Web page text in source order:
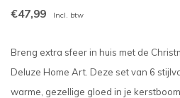
€47,99 Incl. btw
Breng extra sfeer in huis met de
Deluze Home Art. Deze set van 6
warme, gezellige gloed in je